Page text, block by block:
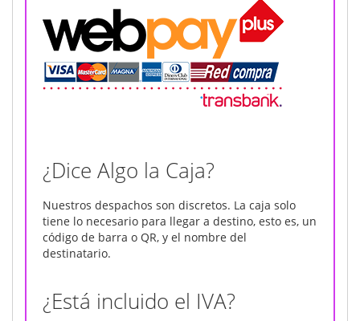
¿Dice Algo la Caja?
Nuestros despachos son discretos. La caja solo
tiene lo necesario para llegar a destino, esto es, un
código de barra o QR, y el nombre del
destinatario.
¿Está incluido el IVA?